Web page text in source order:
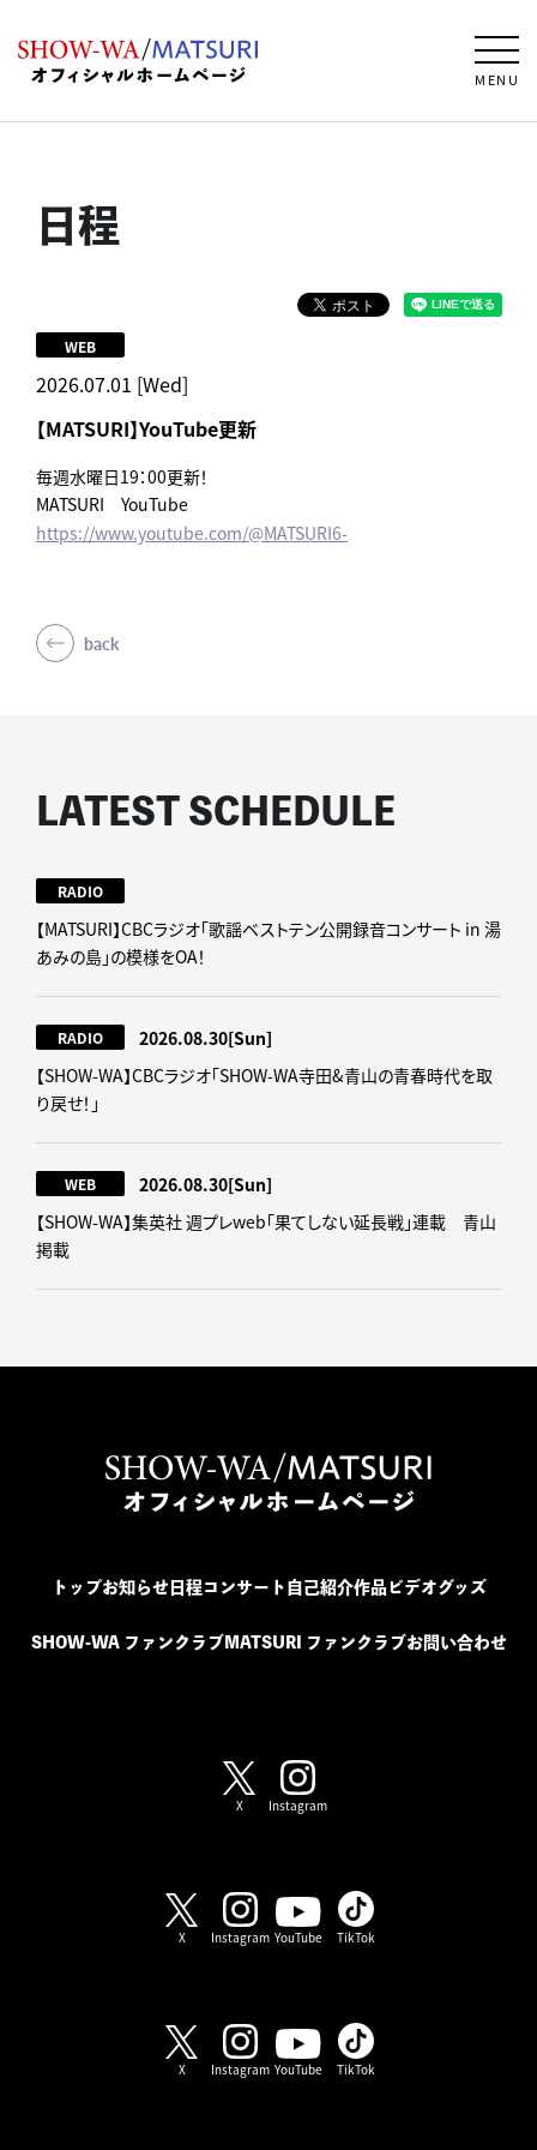
MENU
日程
2026.07.01 [Wed]
WEB
【MATSURI】YouTube更新
毎週水曜日19：00更新！
MATSURI YouTube
https://www.youtube.com/@MATSURI6-
back
LATEST SCHEDULE
RADIO
【MATSURI】CBCラジオ「歌謡ベストテン公開録音コンサート in 湯
あみの島」の模様をOA！
RADIO 2026.08.30[Sun]
【SHOW-WA】CBCラジオ｢SHOW-WA寺田&青山の青春時代を取
り戻せ！｣
WEB 2026.08.30[Sun]
【SHOW-WA】集英社 週プレweb｢果てしない延長戦｣連載 青山
掲載
トップお知らせ日程コンサート 自己紹介作品ビデオグッズ
SHOW-WA ファンクラブ MATSURI ファンクラブ お問い合わせ
X Instagram
X Instagram YouTube TikTok
X Instagram YouTube TikTok